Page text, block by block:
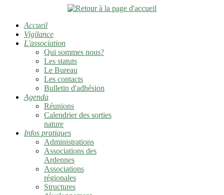
Accueil
Vigilance
L'association
Qui sommes nous?
Les statuts
Le Bureau
Les contacts
Bulletin d'adhésion
Agenda
Réunions
Calendrier des sorties
nature
Infos pratiques
Administrations
Associations des
Ardennes
Associations
régionales
Structures